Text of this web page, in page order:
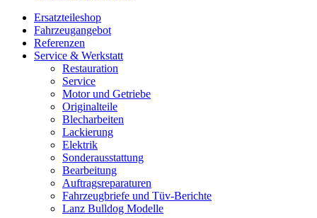
Ersatzteileshop
Fahrzeugangebot
Referenzen
Service & Werkstatt
Restauration
Service
Motor und Getriebe
Originalteile
Blecharbeiten
Lackierung
Elektrik
Sonderausstattung
Bearbeitung
Auftragsreparaturen
Fahrzeugbriefe und Tüv-Berichte
Lanz Bulldog Modelle